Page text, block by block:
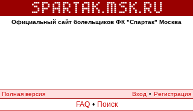
Официальный сайт болельщиков ФК "Спартак" Москва
Полная версия Вход • Регистрация
FAQ • Поиск